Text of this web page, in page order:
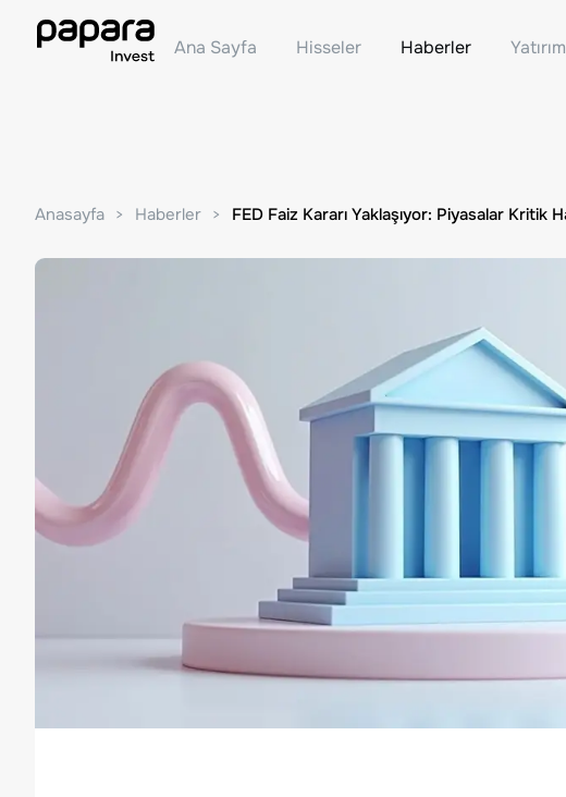
Ana Sayfa Hisseler Haberler
Anasayfa Haberler FED Faiz Kararı Yaklaşıyor: Piyasalar Kritik